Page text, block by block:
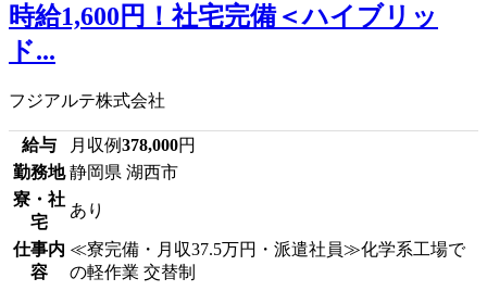
時給1,600円！社宅完備＜ハイブリッ
ド...
フジアルテ株式会社
給与 月収例378,000円
勤務地 静岡県 湖西市
寮・社
宅
あり
仕事内
容
≪寮完備・月収37.5万円・派遣社員≫化学系工場で
の軽作業 交替制